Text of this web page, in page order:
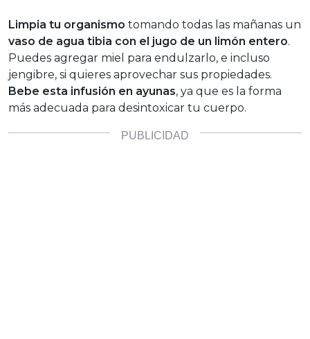
Limpia tu organismo tomando todas las mañanas un
vaso de agua tibia con el jugo de un limón entero.
Puedes agregar miel para endulzarlo, e incluso
jengibre, si quieres aprovechar sus propiedades.
Bebe esta infusión en ayunas, ya que es la forma
más adecuada para desintoxicar tu cuerpo.